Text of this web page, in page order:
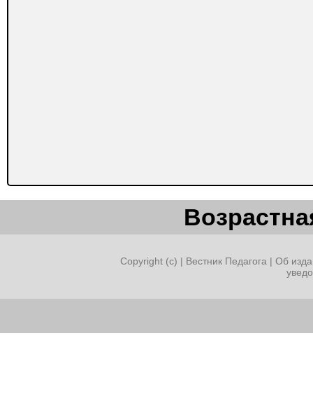
Copyright (c) | Вестник Педагога | Об